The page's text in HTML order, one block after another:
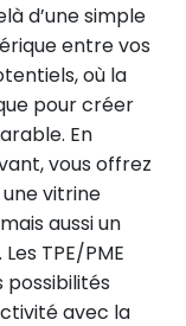
d’une simple
entre vos
où la
pour créer
En
vous offrez
vitrine
aussi un
TPE/PME
avec la